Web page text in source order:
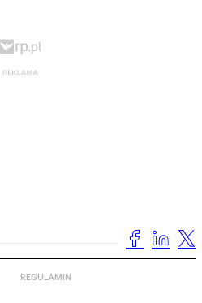
REGULAMIN